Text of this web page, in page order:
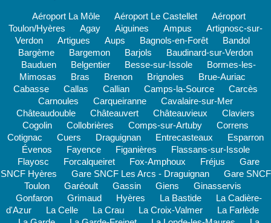
Aéroport La Môle Aéroport Le Castellet
Aéroport
Toulon/Hyères
Agay Aiguines Ampus
Artignosc-sur-
Verdon
Artigues Aups Bagnols-en-Forêt
Bandol
Bargème
Bargemon Barjols
Baudinard-sur-Verdon
Bauduen
Belgentier Besse-sur-Issole
Bormes-les-
Mimosas
Bras Brenon Brignoles
Brue-Auriac
Cabasse
Callas Callian Camps-la-Source
Carcès
Carnoules
Carqueiranne
Cavalaire-sur-Mer
Châteaudouble
Châteauvert Châteauvieux
Claviers
Cogolin
Collobrières Comps-sur-Artuby
Correns
Cotignac
Cuers Draguignan Entrecasteaux
Esparron
Évenos
Fayence Figanières
Flassans-sur-Issole
Flayosc
Forcalqueiret Fox-Amphoux Fréjus
Gare
SNCF Hyères
Gare SNCF Les Arcs - Draguignan
Gare SNCF
Toulon
Garéoult Gassin Giens
Ginasservis
Gonfaron
Grimaud Hyères La Bastide
La Cadière-
d'Azur
La Celle La Crau La Croix-Valmer
La Farlède